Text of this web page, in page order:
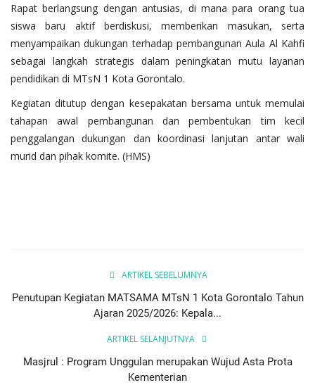
Rapat berlangsung dengan antusias, di mana para orang tua
siswa baru aktif berdiskusi, memberikan masukan, serta
menyampaikan dukungan terhadap pembangunan Aula Al Kahfi
sebagai langkah strategis dalam peningkatan mutu layanan
pendidikan di MTsN 1 Kota Gorontalo.
Kegiatan ditutup dengan kesepakatan bersama untuk memulai
tahapan awal pembangunan dan pembentukan tim kecil
penggalangan dukungan dan koordinasi lanjutan antar wali
murid dan pihak komite. (HMS)
ARTIKEL SEBELUMNYA
Penutupan Kegiatan MATSAMA MTsN 1 Kota Gorontalo Tahun
Ajaran 2025/2026: Kepala...
ARTIKEL SELANJUTNYA
Masjrul : Program Unggulan merupakan Wujud Asta Prota
Kementerian